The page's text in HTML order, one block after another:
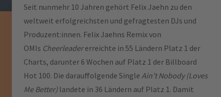
Seit nunmehr 10 Jahren gehört Felix Jaehn zu den
weltweit erfolgreichsten und gefragtesten DJs und
Produzent:innen. Felix Jaehns Remix von
OMIs Cheerleadererreichte in 55 Ländern Platz 1 der
Charts, darunter 6 Wochen auf Platz 1 der Billboard
Hot 100. Die darauffolgende Single Ain’t Nobody (Loves
Me Better) landete in 36 Ländern auf Platz 1. Damit